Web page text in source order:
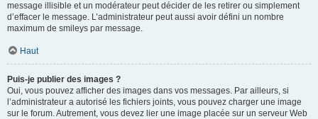
message illisible et un modérateur peut décider de les retirer ou simplement
d’effacer le message. L’administrateur peut aussi avoir défini un nombre
maximum de smileys par message.
Haut
Puis-je publier des images ?
Oui, vous pouvez afficher des images dans vos messages. Par ailleurs, si
l’administrateur a autorisé les fichiers joints, vous pouvez charger une image
sur le forum. Autrement, vous devez lier une image placée sur un serveur Web